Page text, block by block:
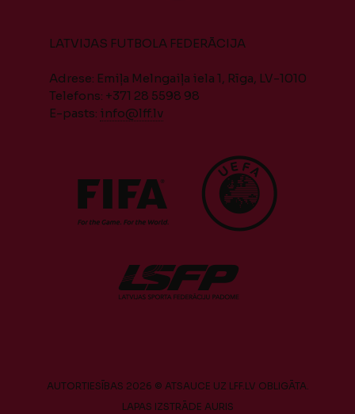
LATVIJAS FUTBOLA FEDERĀCIJA
Adrese: Emiļa Melngaiļa iela 1, Rīga, LV-1010
Telefons: +371 28 5598 98
E-pasts: info@lff.lv
AUTORTIESĪBAS 2026 © ATSAUCE UZ LFF.LV OBLIGĀTA.
LAPAS IZSTRĀDE AURIS